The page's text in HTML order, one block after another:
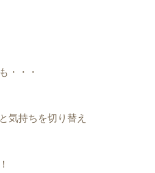
・・・
気持ちを切り替え